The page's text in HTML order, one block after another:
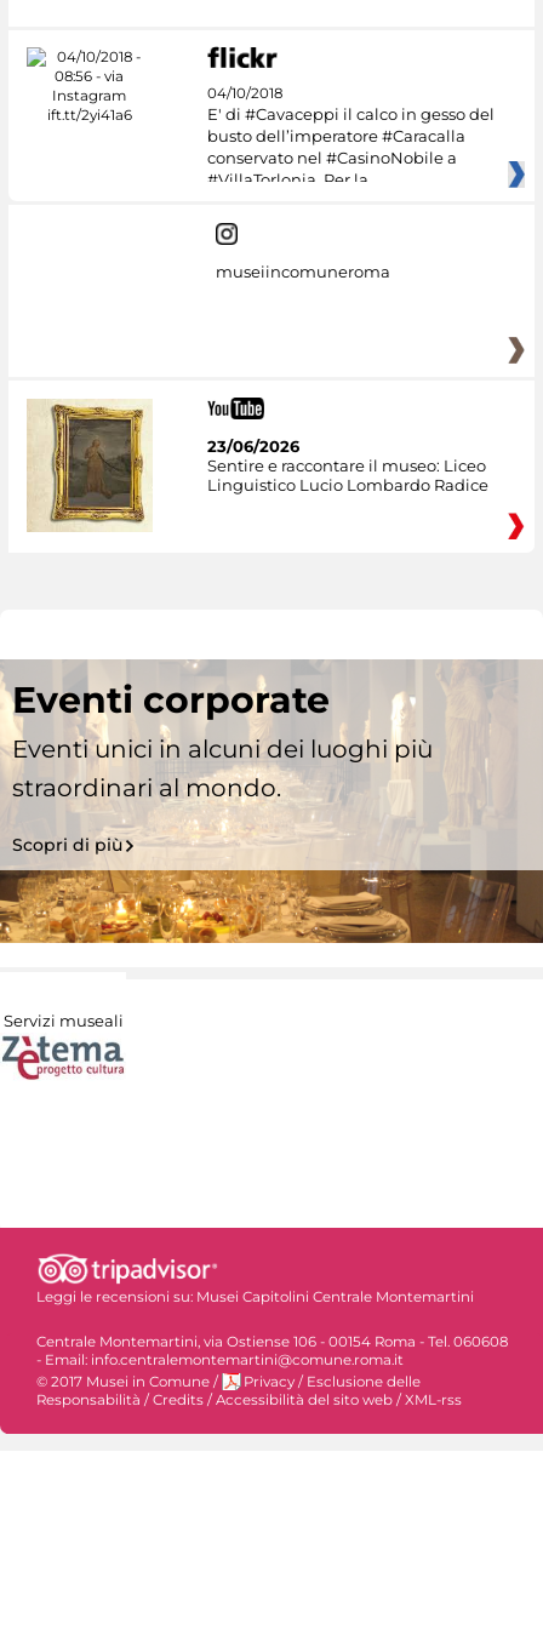
04/10/2018
E' di #Cavaceppi il calco in gesso del
busto dell’imperatore #Caracalla
conservato nel #CasinoNobile a
#VillaTorlonia. Per la
museiincomuneroma
23/06/2026
Sentire e raccontare il museo: Liceo
Linguistico Lucio Lombardo Radice
Eventi corporate
Eventi unici in alcuni dei luoghi più
straordinari al mondo.
Scopri di più
Servizi museali
Leggi le recensioni su: Musei Capitolini Centrale Montemartini
Centrale Montemartini, via Ostiense 106 - 00154 Roma - Tel. 060608
- Email: info.centralemontemartini@comune.roma.it
© 2017 Musei in Comune / Privacy / Esclusione delle
Responsabilità / Credits / Accessibilità del sito web / XML-rss